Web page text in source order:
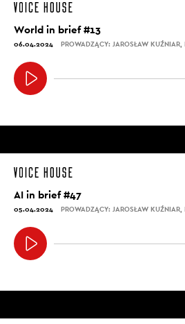
World in brief #13
06.04.2024 PROWADZĄCY: JAROSŁAW
AI in brief #47
05.04.2024 PROWADZĄCY: JAROSŁAW